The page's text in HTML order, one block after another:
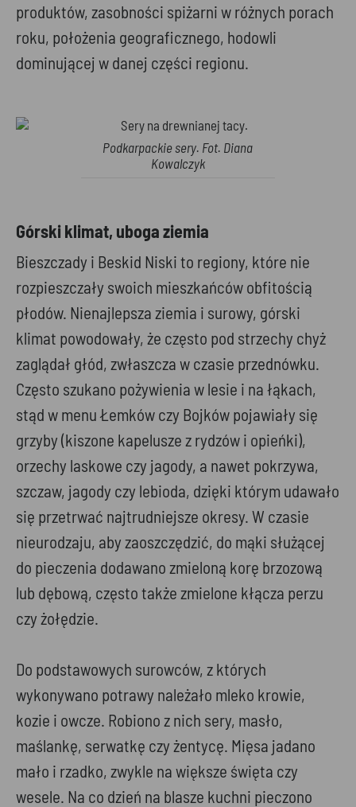
produktów, zasobności spiżarni w różnych porach
roku, położenia geograficznego, hodowli
dominującej w danej części regionu.
Podkarpackie sery. Fot. Diana
Kowalczyk
Górski klimat, uboga ziemia
Bieszczady i Beskid Niski to regiony, które nie
rozpieszczały swoich mieszkańców obfitością
płodów. Nienajlepsza ziemia i surowy, górski
klimat powodowały, że często pod strzechy chyż
zaglądał głód, zwłaszcza w czasie przednówku.
Często szukano pożywienia w lesie i na łąkach,
stąd w menu Łemków czy Bojków pojawiały się
grzyby (kiszone kapelusze z rydzów i opieńki),
orzechy laskowe czy jagody, a nawet pokrzywa,
szczaw, jagody czy lebioda, dzięki którym udawało
się przetrwać najtrudniejsze okresy. W czasie
nieurodzaju, aby zaoszczędzić, do mąki służącej
do pieczenia dodawano zmieloną korę brzozową
lub dębową, często także zmielone kłącza perzu
czy żołędzie.
Do podstawowych surowców, z których
wykonywano potrawy należało mleko krowie,
kozie i owcze. Robiono z nich sery, masło,
maślankę, serwatkę czy żentycę. Mięsa jadano
mało i rzadko, zwykle na większe święta czy
wesele. Na co dzień na blasze kuchni pieczono